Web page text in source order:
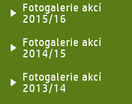
Fotogalerie akcí
2015/16
Fotogalerie akcí
2014/15
Fotogalerie akcí
2013/14